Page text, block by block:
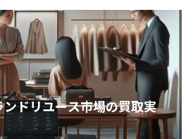
ドリユース市場の買取実